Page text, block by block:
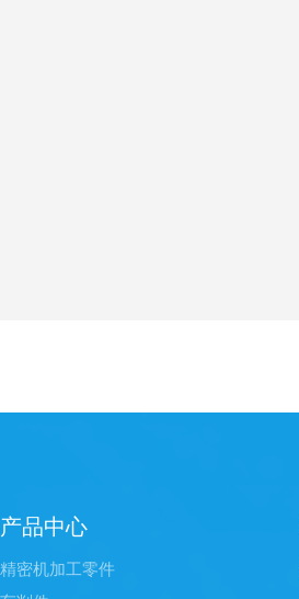
产品中心
精密机加工零件